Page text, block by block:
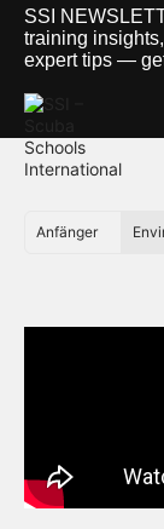
SSI
training
expert tips —
Anfänger